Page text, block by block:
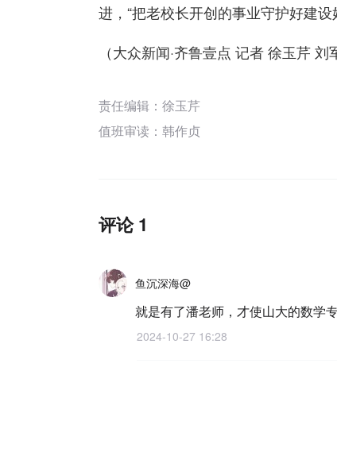
进，“把老校长开创的事业守护好建
（大众新闻·齐鲁壹点 记者 徐玉芹 刘
责任编辑：徐玉芹
值班审读：韩作贞
评论 1
鱼沉深海@
就是有了潘老师，才使山大的数学
2024-10-27 16:28